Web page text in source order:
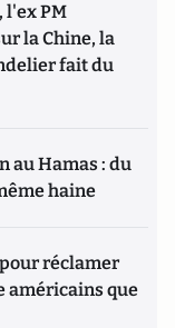
l'ex PM
la Chine, la
fait du
au Hamas : du
haine
réclamer
américains que